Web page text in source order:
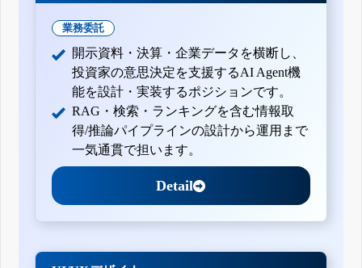
業務委託
開示資料・決算・企業データを横断し、
投資家の意思決定を支援するAI Agent機
能を設計・実装するポジションです。
RAG・検索・ランキングを含む情報取
得/推論パイプラインの設計から運用まで
一気通貫で担います。
Detail